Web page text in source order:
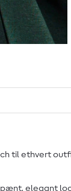
til ethvert
elegant